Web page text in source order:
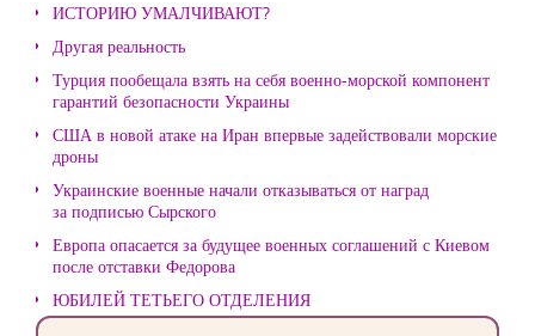
ИСТОРИЮ УМАЛЧИВАЮТ?
Другая реальность
Турция пообещала взять на себя военно-морской компонент
гарантий безопасности Украины
США в новой атаке на Иран впервые задействовали морские
дроны
Украинские военные начали отказываться от наград
за подписью Сырского
Европа опасается за будущее военных соглашений с Киевом
после отставки Федорова
ЮБИЛЕЙ ТЕТЬЕГО ОТДЕЛЕНИЯ